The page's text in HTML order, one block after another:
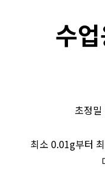
수
초정
최소 0.01g부터